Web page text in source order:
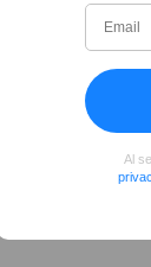
Revisar tu
Al